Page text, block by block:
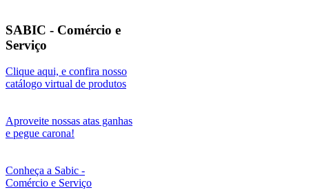
SABIC - Comércio e
Serviço
Clique aqui, e confira nosso
catálogo virtual de produtos
Aproveite nossas atas ganhas
e pegue carona!
Conheça a Sabic -
Comércio e Serviço